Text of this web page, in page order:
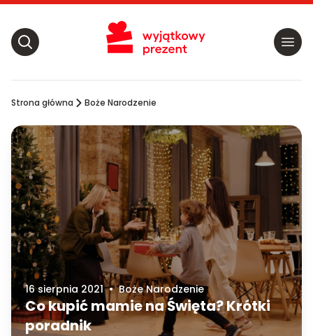
Strona główna Boże Narodzenie
16 sierpnia 2021 • Boże Narodzenie
Co kupić mamie na Święta? Krótki
poradnik